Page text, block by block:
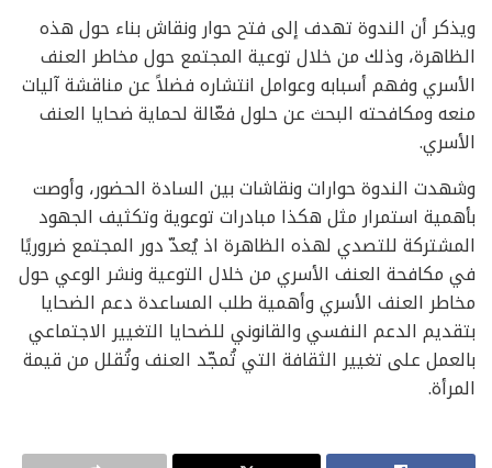
ويذكر أن الندوة تهدف إلى فتح حوار ونقاش بناء حول هذه
الظاهرة، وذلك من خلال توعية المجتمع حول مخاطر العنف
الأسري وفهم أسبابه وعوامل انتشاره فضلاً عن مناقشة آليات
منعه ومكافحته البحث عن حلول فعّالة لحماية ضحايا العنف
الأسري.
وشهدت الندوة حوارات ونقاشات بين السادة الحضور، وأوصت
بأهمية استمرار مثل هكذا مبادرات توعوية وتكثيف الجهود
المشتركة للتصدي لهذه الظاهرة اذ يُعدّ دور المجتمع ضروريًا
في مكافحة العنف الأسري من خلال التوعية ونشر الوعي حول
مخاطر العنف الأسري وأهمية طلب المساعدة دعم الضحايا
بتقديم الدعم النفسي والقانوني للضحايا التغيير الاجتماعي
بالعمل على تغيير الثقافة التي تُمجّد العنف وتُقلل من قيمة
المرأة.